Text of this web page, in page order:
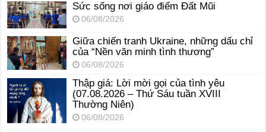
Sức sống nơi giáo điểm Đất Mũi
06/08/2026
Giữa chiến tranh Ukraine, những dấu chỉ
của “Nền văn minh tình thương”
06/08/2026
Thập giá: Lời mời gọi của tình yêu
(07.08.2026 – Thứ Sáu tuần XVIII
Thường Niên)
06/08/2026